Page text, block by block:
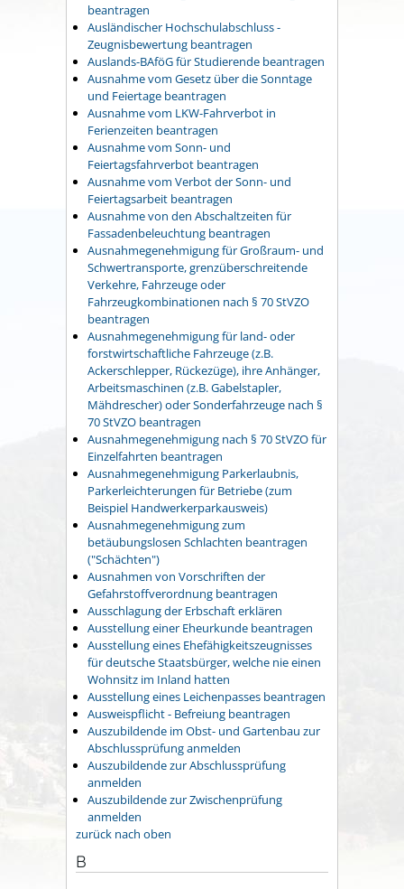
beantragen
Ausländischer Hochschulabschluss -
Zeugnisbewertung beantragen
Auslands-BAföG für Studierende beantragen
Ausnahme vom Gesetz über die Sonntage
und Feiertage beantragen
Ausnahme vom LKW-Fahrverbot in
Ferienzeiten beantragen
Ausnahme vom Sonn- und
Feiertagsfahrverbot beantragen
Ausnahme vom Verbot der Sonn- und
Feiertagsarbeit beantragen
Ausnahme von den Abschaltzeiten für
Fassadenbeleuchtung beantragen
Ausnahmegenehmigung für Großraum- und
Schwertransporte, grenzüberschreitende
Verkehre, Fahrzeuge oder
Fahrzeugkombinationen nach § 70 StVZO
beantragen
Ausnahmegenehmigung für land- oder
forstwirtschaftliche Fahrzeuge (z.B.
Ackerschlepper, Rückezüge), ihre Anhänger,
Arbeitsmaschinen (z.B. Gabelstapler,
Mähdrescher) oder Sonderfahrzeuge nach §
70 StVZO beantragen
Ausnahmegenehmigung nach § 70 StVZO für
Einzelfahrten beantragen
Ausnahmegenehmigung Parkerlaubnis,
Parkerleichterungen für Betriebe (zum
Beispiel Handwerkerparkausweis)
Ausnahmegenehmigung zum
betäubungslosen Schlachten beantragen
("Schächten")
Ausnahmen von Vorschriften der
Gefahrstoffverordnung beantragen
Ausschlagung der Erbschaft erklären
Ausstellung einer Eheurkunde beantragen
Ausstellung eines Ehefähigkeitszeugnisses
für deutsche Staatsbürger, welche nie einen
Wohnsitz im Inland hatten
Ausstellung eines Leichenpasses beantragen
Ausweispflicht - Befreiung beantragen
Auszubildende im Obst- und Gartenbau zur
Abschlussprüfung anmelden
Auszubildende zur Abschlussprüfung
anmelden
Auszubildende zur Zwischenprüfung
anmelden
zurück nach oben
B